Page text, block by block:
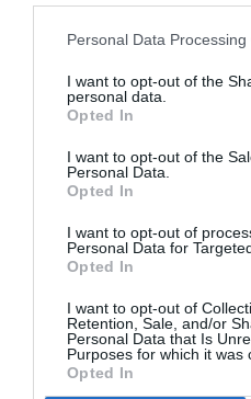
Personal Data
I want to opt-out of the
personal data.
Opted In
I want to opt-out of the
Personal Data.
Opted In
I want to opt-out of
Personal Data for
Opted In
I want to opt-out of
Retention, Sale, and/or
Personal Data that Is
Purposes for which it was
Opted In
Κείμενο &
Σκηνογράφος:
Σχεδιασμός Βίντεο:
Gustainis
Χορογράφος:
Μουσικοσυνθέτης:
Ενδυματολόγος:
Σχεδιαστές
Urbonis
Διεύθυνση Σκηνής:
Βοηθός Σκηνοθέτη: